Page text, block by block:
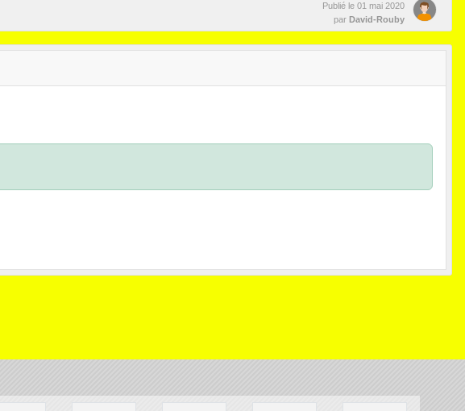
Publié le 01 mai 2020
par David-Rouby